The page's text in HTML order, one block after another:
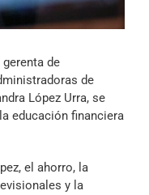
de
de
López Urra, se
educación financiera
el ahorro, la
y la